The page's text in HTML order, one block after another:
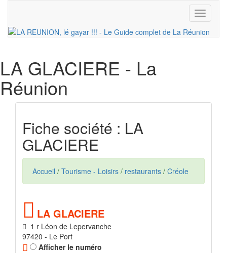
Toggle
LA GLACIERE - La
Réunion
Fiche société : LA
GLACIERE
Accueil / Tourisme - Loisirs / restaurants / Créole
LA GLACIERE
1 r Léon de Lepervanche
97420 - Le Port
Afficher le numéro